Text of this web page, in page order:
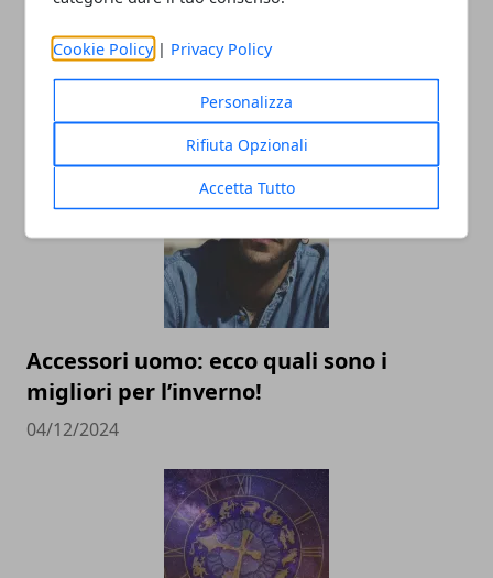
Cookie Policy | Privacy Policy
Personalizza
Rifiuta Opzionali
Accetta Tutto
mostre e serie TV, tutte le versioni del
mondo fantasy più noto al mondo
02/09/2025
Accessori uomo: ecco quali sono i
migliori per l’inverno!
04/12/2024